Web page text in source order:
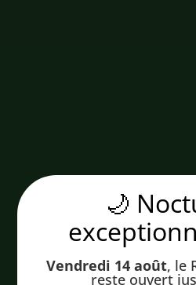
🌙
Vendredi 14 août, le
reste ouvert